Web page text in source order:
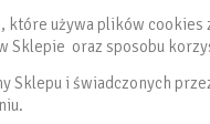
które używa plików
Sklepie oraz sposobu
Sklepu i świadczonych